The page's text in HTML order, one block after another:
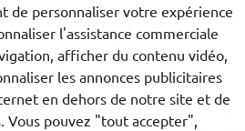
de personnaliser votre expérience
l'assistance commerciale
afficher du contenu vidéo,
les annonces publicitaires
en dehors de notre site et de
Vous pouvez "tout accepter",